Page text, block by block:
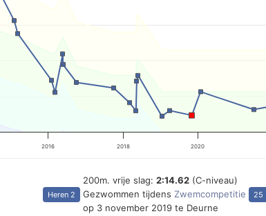
2016 2018 2020
Heren 2
200m. vrije slag: 2:14.62 (C-niveau)
Gezwommen tijdens Zwemcompetitie
op 3 november 2019 te Deurne
25